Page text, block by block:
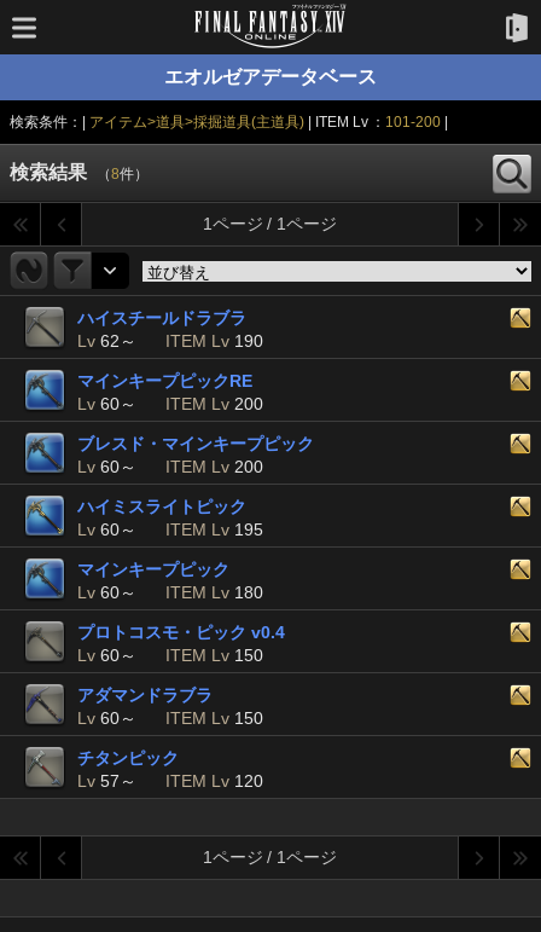
エオルゼアデータベース
検索条件：| アイテム>道具>採掘道具(主道具) | ITEM Lv ： 101-200
検索結果 （8件）
1ページ / 1ページ
ハイスチールドラブラ
Lv 62～ ITEM Lv 190
マインキープピックRE
Lv 60～ ITEM Lv 200
ブレスド・マインキープピック
Lv 60～ ITEM Lv 200
ハイミスライトピック
Lv 60～ ITEM Lv 195
マインキープピック
Lv 60～ ITEM Lv 180
プロトコスモ・ピック v0.4
Lv 60～ ITEM Lv 150
アダマンドラブラ
Lv 60～ ITEM Lv 150
チタンピック
Lv 57～ ITEM Lv 120
1ページ / 1ページ